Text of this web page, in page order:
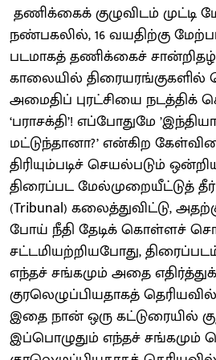
தணிக்கைக் குழுவிடம் முட்டி
நண்பகலில், 16 வயதிற்கு
படமாகத் தணிக்கைச் சான்றிதழ்
காலையில் திரையரங்குகளில்
அமைதிப் புரட்சியை நடத்திக்
‘பராசக்தி’! எப்போதுமே
மட்டுந்தானா?’ என்கிற
திரியும்படிச் செயல்படும்
திரைப்பட மேல்முறையீட்டுத்
(Tribunal) கலைத்துவிட்டு,
போய் நீதி தேடிக் கொள்ளச்
சட்டமியற்றியபோது,
எந்தச் சங்கமும் அதை எதிர்த்துக்
குரலெழுப்பியதாகத்
இதை நான் ஒரு கட்டுரையில்
இப்பொழுதும் எந்தச் சங்கமும்